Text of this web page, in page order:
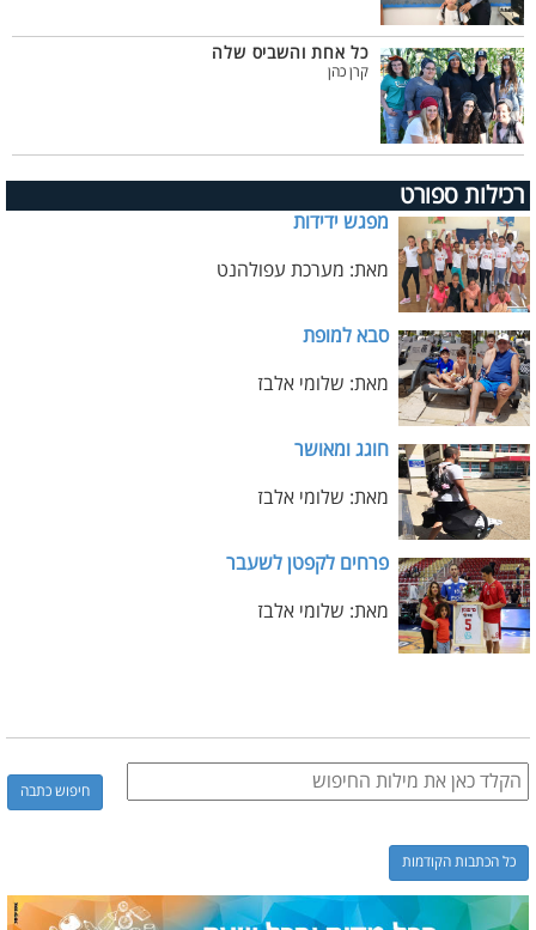
כל אחת והשביס שלה
קרן כהן
רכילות ספורט
מפגש ידידות
מאת: מערכת עפולהנט
סבא למופת
מאת: שלומי אלבז
חוגג ומאושר
מאת: שלומי אלבז
פרחים לקפטן לשעבר
מאת: שלומי אלבז
כל הכתבות הקודמות